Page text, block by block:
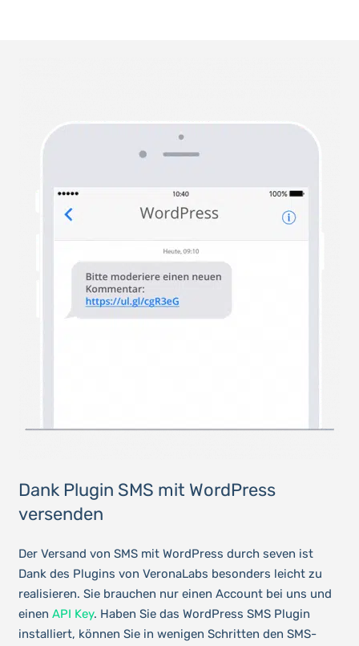
Dank Plugin SMS mit WordPress
versenden
Der Versand von SMS mit WordPress durch seven ist
Dank des Plugins von VeronaLabs besonders leicht zu
realisieren. Sie brauchen nur einen Account bei uns und
einen API Key. Haben Sie das WordPress SMS Plugin
installiert, können Sie in wenigen Schritten den SMS-